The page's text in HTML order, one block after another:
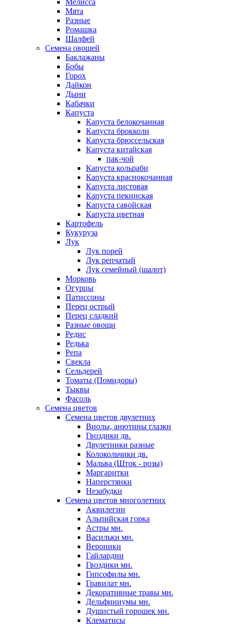
Мелисса
Мята
Разные
Ромашка
Шалфей
Семена овощей
Баклажаны
Бобы
Горох
Дайкон
Дыни
Кабачки
Капуста
Капуста белокочанная
Капуста брокколи
Капуста брюссельская
Капуста китайская
пак-чой
Капуста кольраби
Капуста краснокочанная
Капуста листовая
Капуста пекинская
Капуста савойская
Капуста цветная
Картофель
Кукуруза
Лук
Лук порей
Лук репчатый
Лук семейный (шалот)
Морковь
Огурцы
Патиссоны
Перец острый
Перец сладкий
Разные овощи
Редис
Редька
Репа
Свекла
Сельдерей
Томаты (Помидоры)
Тыквы
Фасоль
Семена цветов
Семена цветов двулетних
Виолы, анютины глазки
Гвоздики дв.
Двулетники разные
Колокольчики дв.
Мальва (Шток - розы)
Маргаритки
Наперстянки
Незабудки
Семена цветов многолетних
Аквилегии
Альпийская горка
Астры мн.
Васильки мн.
Вероники
Гайлардии
Гвоздики мн.
Гипсофилы мн.
Гравилат мн.
Декоративные травы мн.
Дельфиниумы мн.
Душистый горошек мн.
Клематисы